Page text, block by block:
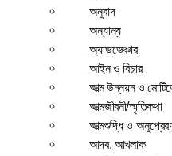
অনুবাদ
অন্যান্য
অ্যাডভেঞ্চার
আইন ও বিচার
আত্ম উন্নয়ন ও
আত্মজীবনী/স্মৃতিকথা
আত্মশুদ্ধি ও
আদব, আখলাক